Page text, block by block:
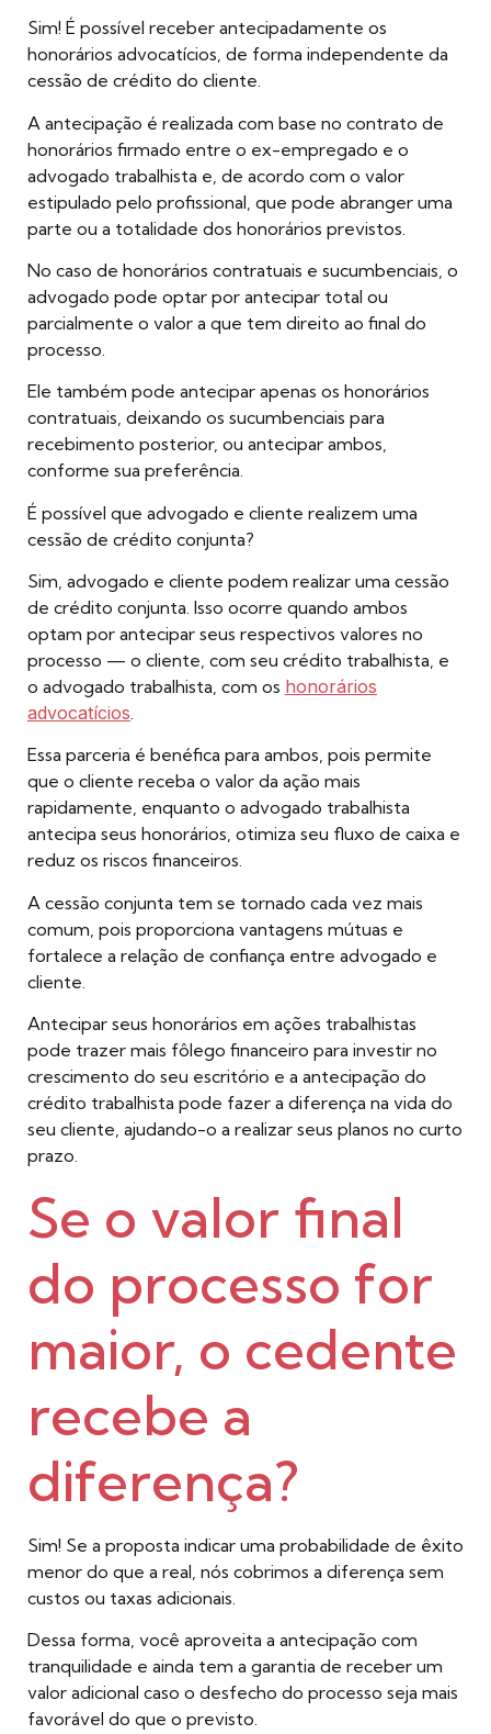
Sim! É possível receber antecipadamente os
honorários advocatícios, de forma independente da
cessão de crédito do cliente.
A antecipação é realizada com base no contrato de
honorários firmado entre o ex-empregado e o
advogado trabalhista e, de acordo com o valor
estipulado pelo profissional, que pode abranger uma
parte ou a totalidade dos honorários previstos.
No caso de honorários contratuais e sucumbenciais, o
advogado pode optar por antecipar total ou
parcialmente o valor a que tem direito ao final do
processo.
Ele também pode antecipar apenas os honorários
contratuais, deixando os sucumbenciais para
recebimento posterior, ou antecipar ambos,
conforme sua preferência.
É possível que advogado e cliente realizem uma
cessão de crédito conjunta?
Sim, advogado e cliente podem realizar uma cessão
de crédito conjunta. Isso ocorre quando ambos
optam por antecipar seus respectivos valores no
processo — o cliente, com seu crédito trabalhista, e
o advogado trabalhista, com os honorários
advocatícios.
Essa parceria é benéfica para ambos, pois permite
que o cliente receba o valor da ação mais
rapidamente, enquanto o advogado trabalhista
antecipa seus honorários, otimiza seu fluxo de caixa e
reduz os riscos financeiros.
A cessão conjunta tem se tornado cada vez mais
comum, pois proporciona vantagens mútuas e
fortalece a relação de confiança entre advogado e
cliente.
Antecipar seus honorários em ações trabalhistas
pode trazer mais fôlego financeiro para investir no
crescimento do seu escritório e a antecipação do
crédito trabalhista pode fazer a diferença na vida do
seu cliente, ajudando-o a realizar seus planos no curto
prazo.
Se o valor final
do processo for
maior, o cedente
recebe a
diferença?
Sim! Se a proposta indicar uma probabilidade de êxito
menor do que a real, nós cobrimos a diferença sem
custos ou taxas adicionais.
Dessa forma, você aproveita a antecipação com
tranquilidade e ainda tem a garantia de receber um
valor adicional caso o desfecho do processo seja mais
favorável do que o previsto.